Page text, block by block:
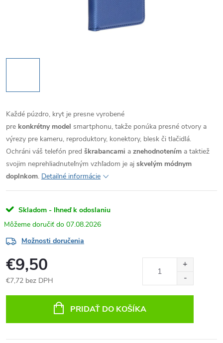
Každé púzdro, kryt je presne vyrobené
pre konkrétny model smartphonu, takže ponúka presné otvory a
výrezy pre kameru, reproduktory, konektory, blesk či tlačidlá.
Ochráni váš telefón pred škrabancami a znehodnotením a taktiež
svojim neprehliadnuteľným vzhľadom je aj skvelým módnym
doplnkom. Detailné informácie
Skladom - Ihneď k odoslaniu
07.08.2026
Možnosti doručenia
€9,50
€7,72 bez DPH
PRIDAŤ DO KOŠÍKA